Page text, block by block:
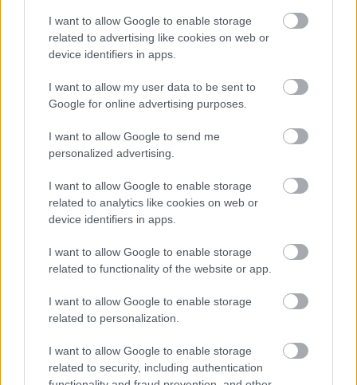
I want to allow Google to enable storage
related to advertising like cookies on web or
device identifiers in apps.
I want to allow my user data to be sent to
Google for online advertising purposes.
I want to allow Google to send me
personalized advertising.
I want to allow Google to enable storage
related to analytics like cookies on web or
device identifiers in apps.
I want to allow Google to enable storage
related to functionality of the website or app.
I want to allow Google to enable storage
related to personalization.
I want to allow Google to enable storage
related to security, including authentication
ütöttek meg gyerekként, de az összes pofonra
emlékszem” – A fizikai fegyelmezés öröksége
07:31
Egy légiutaskísérő elárulta: elképesztő,
mekkora a különbség az itthoni és a közel-
keleti légitársaságok között
07:01
Napi horoszkóp: A Bak kapcsolata
elmélyülhet, a Vízöntő rátalálhat a nagy Ő-re -
06:31
A kávé évekkel meghosszabbíthatja az
06:01